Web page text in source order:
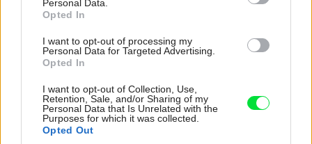
Personal Data.
Opted In
I want to opt-out of processing my
Personal Data for Targeted Advertising.
Opted In
I want to opt-out of Collection, Use,
Retention, Sale, and/or Sharing of my
Personal Data that Is Unrelated with the
Purposes for which it was collected.
Opted Out